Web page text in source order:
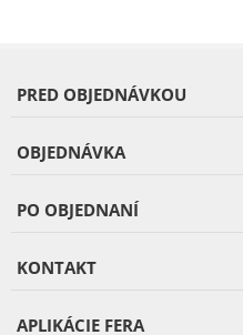
PRED OBJEDNÁVKOU
OBJEDNÁVKA
PO OBJEDNANÍ
KONTAKT
APLIKÁCIE FERA